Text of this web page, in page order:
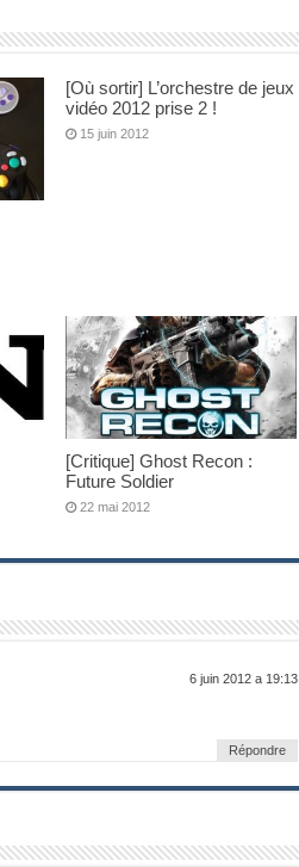
[Où sortir] L’orchestre de jeux
vidéo 2012 prise 2 !
15 juin 2012
[Critique] Ghost Recon :
Future Soldier
22 mai 2012
6 juin 2012 a 19:13
Répondre